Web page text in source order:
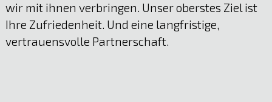
wir mit ihnen verbringen. Unser oberstes Ziel ist
Ihre Zufriedenheit. Und eine langfristige,
vertrauensvolle Partnerschaft.